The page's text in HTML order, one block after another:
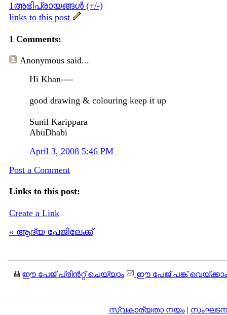
1അഭിപ്രായങ്ങള്‍ (+/-)
links to this post
1 Comments:
Anonymous said...
Hi Khan----
good drawing & colouring keep it up
Sunil Karippara
AbuDhabi
April 3, 2008 5:46 PM
Post a Comment
Links to this post:
Create a Link
« ആദ്യ പേജിലേക്ക്
ഈ പേജ് പ്രിന്‍റ്റ് ചെയ്യാം ഈ പേജ് പങ്ക് വെയ്ക്കാം
സ്വകാര്യതാ നയം|